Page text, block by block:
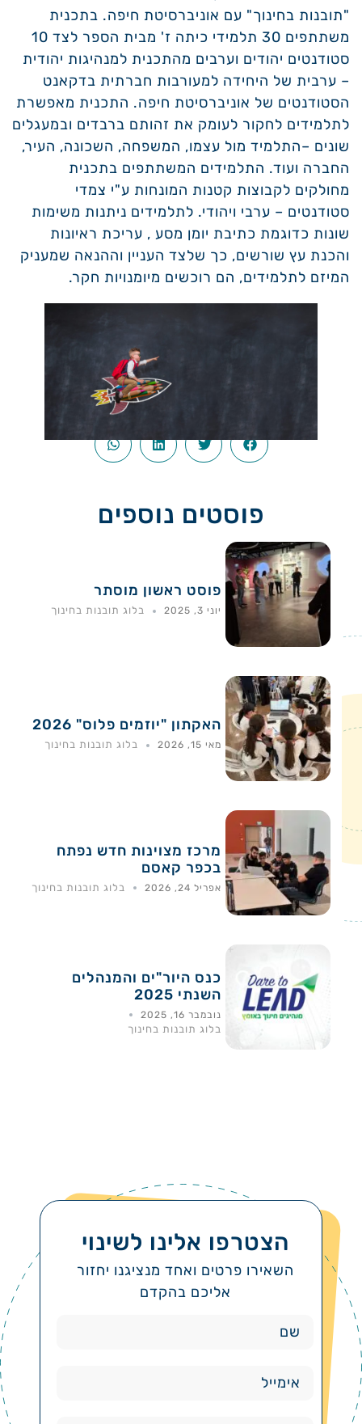
נתוני רקע נמוכים. השאיפה היא
לאפשר למספר תלמידים רב ככל
האפשר לשבור את המתאם הקיים בין
נתוני רקע לבין סיכויי הצלחה בחברה.
מי אנחנו
המשימה שלנו
חזון וערכים
הצוות
יצירת קשר
תהליכים ייחודיים
המודל העירוני
שילוב כוחות ככלי לשינוי
איך זה עובד?
התוכניות שלנו
האירועים שלנו
רשת של בתי ספר בוגרים
מדריך דיגיטלי למנהלים -
"תובנות בחינוך" עם אוניברסיטת חיפה. בתכנית
משתתפים 30 תלמידי כיתה ז' מבית הספר לצד 10
סטודנטים יהודים וערבים מהתכנית למנהיגות יהודית
– ערבית של היחידה למעורבות חברתית בדקאנט
הסטודנטים של אוניברסיטת חיפה. התכנית מאפשרת
לתלמידים לחקור לעומק את זהותם ברבדים ובמעגלים
שונים –התלמיד מול עצמו, המשפחה, השכונה, העיר,
החברה ועוד. התלמידים המשתתפים בתכנית
מחולקים לקבוצות קטנות המונחות ע"י צמדי
סטודנטים – ערבי ויהודי. לתלמידים ניתנות משימות
שונות כדוגמת כתיבת יומן מסע , עריכת ראיונות
והכנת עץ שורשים, כך שלצד העניין וההנאה שמעניק
המיזם לתלמידים, הם רוכשים מיומנויות חקר.
פוסטים נוספים
פוסט ראשון מוסתר
יוני 3, 2025 בלוג תובנות בחינוך
האקתון "יוזמים פלוס" 2026
מאי 15, 2026 בלוג תובנות בחינוך
מרכז מצוינות חדש נפתח
בכפר קאסם
אפריל 24, 2026 בלוג תובנות בחינוך
כנס היור"ים והמנהלים
השנתי 2025
נובמבר 16, 2025
בלוג תובנות בחינוך
הצטרפו אלינו לשינוי
השאירו פרטים ואחד מנציגנו יחזור
אליכם בהקדם